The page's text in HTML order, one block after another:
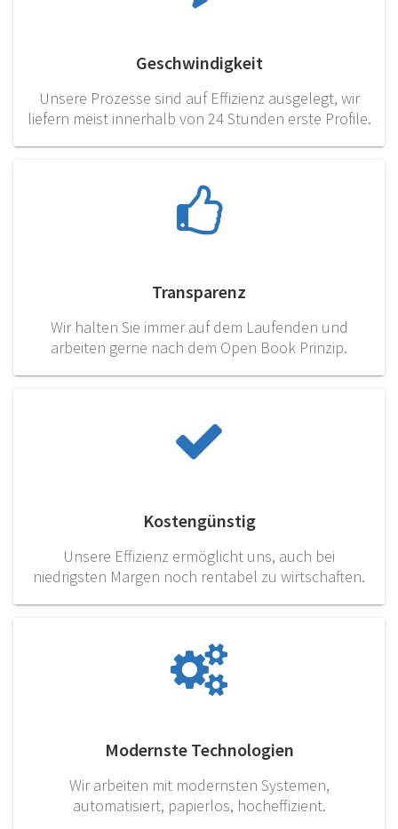
Geschwindigkeit
Unsere Prozesse sind auf Effizienz ausgelegt, wir
liefern meist innerhalb von 24 Stunden erste Profile.
Transparenz
Wir halten Sie immer auf dem Laufenden und
arbeiten gerne nach dem Open Book Prinzip.
Kostengünstig
Unsere Effizienz ermöglicht uns, auch bei
niedrigsten Margen noch rentabel zu wirtschaften.
Modernste Technologien
Wir arbeiten mit modernsten Systemen,
automatisiert, papierlos, hocheffizient.